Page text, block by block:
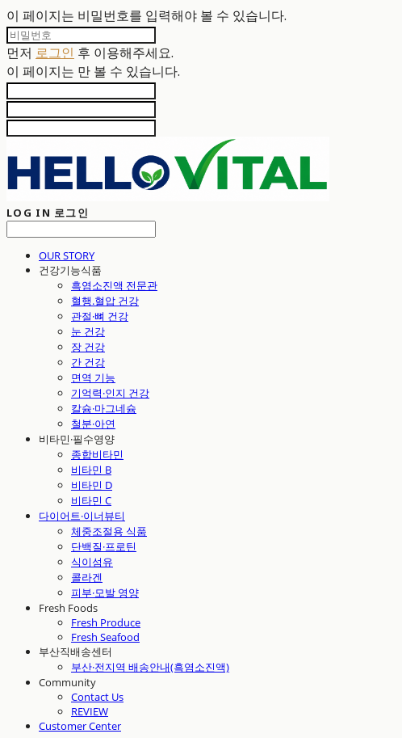
이 페이지는 비밀번호를 입력해야 볼 수 있습니다.
먼저 로그인 후 이용해주세요.
이 페이지는 만 볼 수 있습니다.
LOG IN 로그인
OUR STORY
건강기능식품
흑염소진액 전문관
혈행.혈압 건강
관절·뼈 건강
눈 건강
장 건강
간 건강
면역 기능
기억력·인지 건강
칼슘·마그네슘
철분·아연
비타민·필수영양
종합비타민
비타민 B
비타민 D
비타민 C
다이어트·이너뷰티
체중조절용 식품
단백질·프로틴
식이섬유
콜라겐
피부·모발 영양
Fresh Foods
Fresh Produce
Fresh Seafood
부산직배송센터
부산·전지역 배송안내(흑염소진액)
Community
Contact Us
REVIEW
Customer Center